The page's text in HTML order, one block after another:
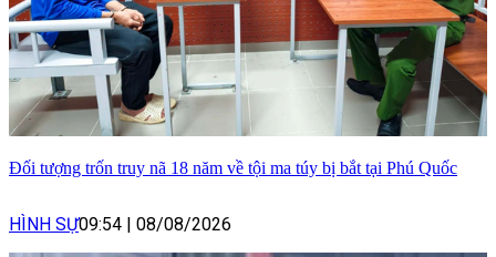
Đối tượng trốn truy nã 18 năm về tội ma túy bị bắt tại Phú Quốc
HÌNH SỰ09:54 | 08/08/2026